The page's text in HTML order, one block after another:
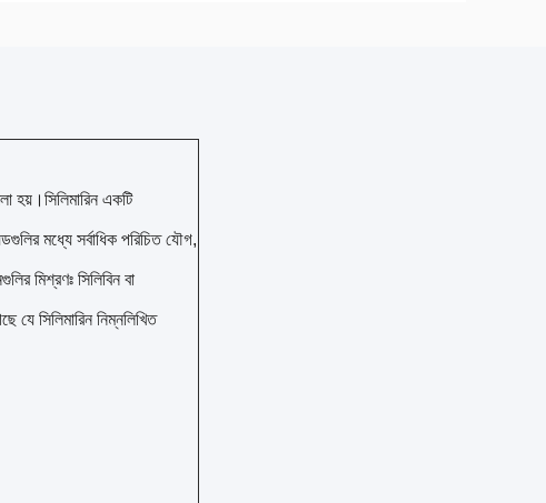
হয়।সিলিমারিন একটি
মধ্যে সর্বাধিক পরিচিত যৌগ,
মিশ্রণঃ সিলিবিন বা
যে সিলিমারিন নিম্নলিখিত